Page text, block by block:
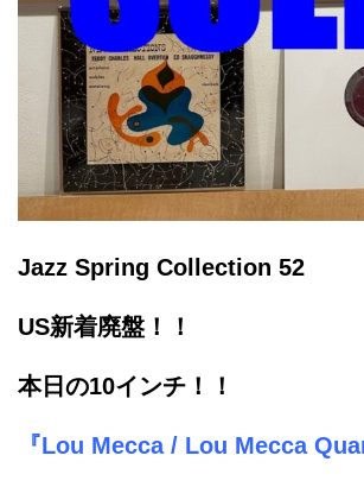
Jazz Spring Collection 52
US新着廃盤！！
本日の10インチ！！
『Lou Mecca / Lou Mecca